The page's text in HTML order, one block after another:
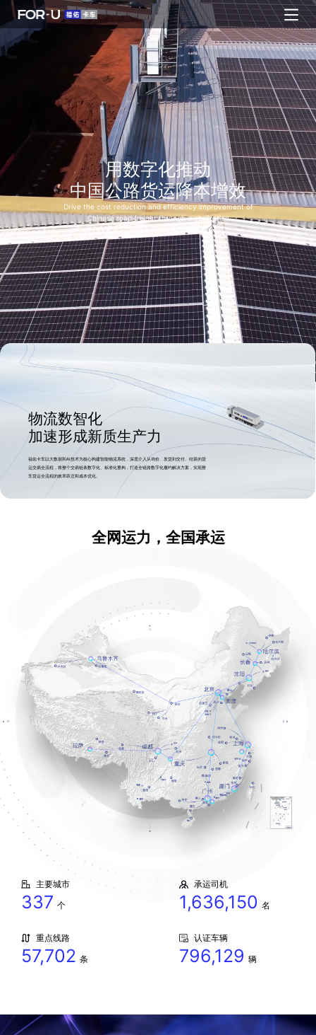
用数字化推动
中国公路货运降本增效
Drive the cost reduction and efficiency improvement of
Chinese road freight through digitalization
物流数智化
加速形成新质生产力
福佑卡车以大数据和AI技术为核心构建智能物流系统，深度介入从询价、发货到交付、结算的货
运交易全流程，将整个交易链条数字化、标准化重构，打造全链路数字化履约解决方案，实现整
车货运全流程的效率跃迁和成本优化。
全网运力，全国承运
主要城市
337 个
承运司机
1,636,150 名
重点线路
57,702 条
认证车辆
796,129 辆